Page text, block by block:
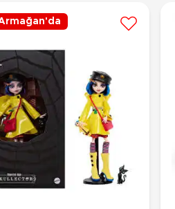
Müzik Aletleri
Oyunlar
Arkadaş - Aile Kutu Oyunları
Çocuk Kutu Oyunları
Eğitici Oyunlar
Hobi Oyuncakları
Maketler